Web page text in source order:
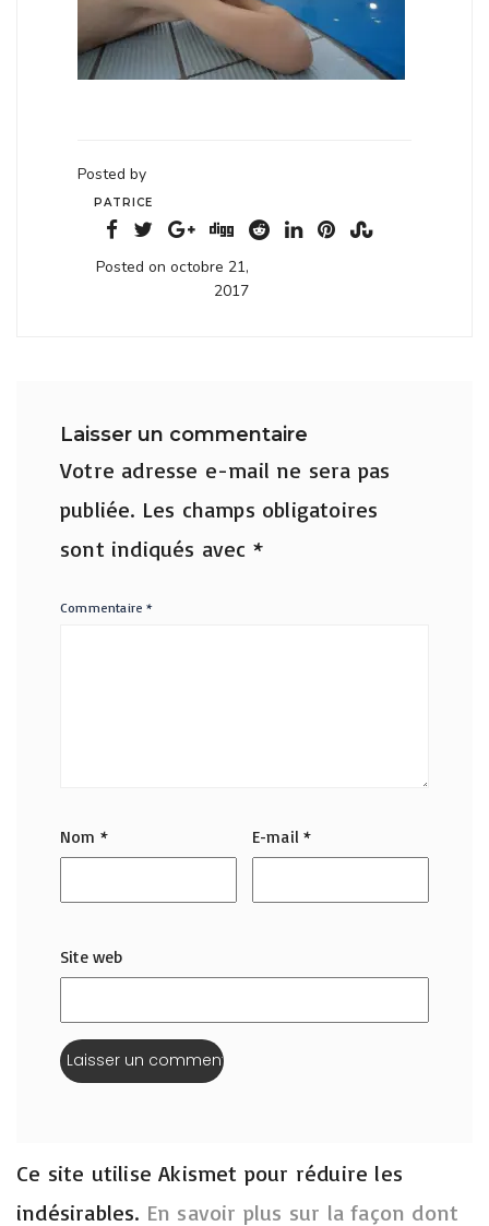
Posted by
PATRICE
Posted on octobre 21,
2017
Laisser un commentaire
Votre adresse e-mail ne sera pas
publiée. Les champs obligatoires
sont indiqués avec *
Commentaire*
Nom * E-mail*
Site web
Ce site utilise Akismet pour réduire les
indésirables. En savoir plus sur la façon dont